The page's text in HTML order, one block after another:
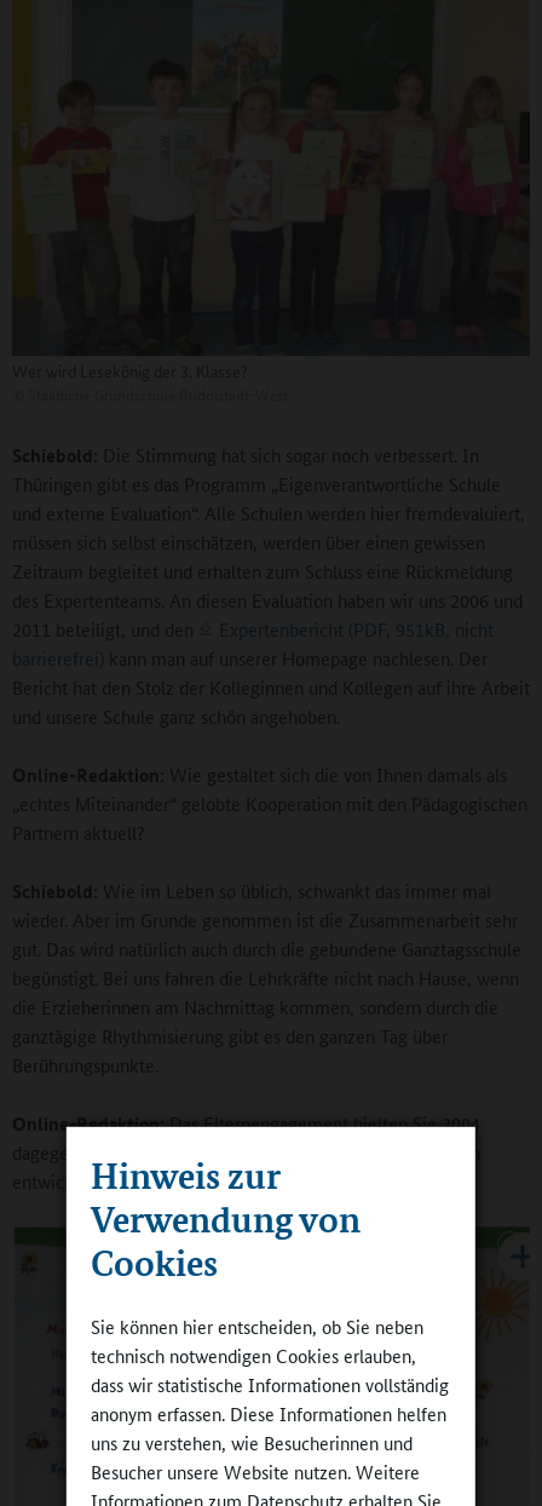
Hinweis zur
Verwendung von
Cookies
Sie können hier entscheiden, ob Sie neben
technisch notwendigen Cookies erlauben,
dass wir statistische Informationen vollständig
anonym erfassen. Diese Informationen helfen
uns zu verstehen, wie Besucherinnen und
Besucher unsere Website nutzen. Weitere
Informationen zum Datenschutz erhalten Sie
Schiebold: Die Stimmung hat sich sogar noch verbessert. In
Thüringen gibt es das Programm „Eigenverantwortliche Schule
und externe Evaluation“. Alle Schulen werden hier fremdevaluiert,
müssen sich selbst einschätzen, werden über einen gewissen
Zeitraum begleitet und erhalten zum Schluss eine Rückmeldung
des Expertenteams. An diesen Evaluation haben wir uns 2006 und
2011 beteiligt, und den
Expertenbericht (PDF, 951kB, nicht
barrierefrei) kann man auf unserer Homepage nachlesen. Der
Bericht hat den Stolz der Kolleginnen und Kollegen auf ihre Arbeit
und unsere Schule ganz schön angehoben.
Online-Redaktion: Wie gestaltet sich die von Ihnen damals als
„echtes Miteinander“ gelobte Kooperation mit den Pädagogischen
Partnern aktuell?
Schiebold: Wie im Leben so üblich, schwankt das immer mal
wieder. Aber im Grunde genommen ist die Zusammenarbeit sehr
gut. Das wird natürlich auch durch die gebundene Ganztagsschule
begünstigt. Bei uns fahren die Lehrkräfte nicht nach Hause, wenn
die Erzieherinnen am Nachmittag kommen, sondern durch die
ganztägige Rhythmisierung gibt es den ganzen Tag über
Berührungspunkte.
Online-Redaktion:Das Elternengagement hielten Sie 2004
dagegen für ausbaufähig. Wie hat es sich in den neun Jahren
entwickelt?